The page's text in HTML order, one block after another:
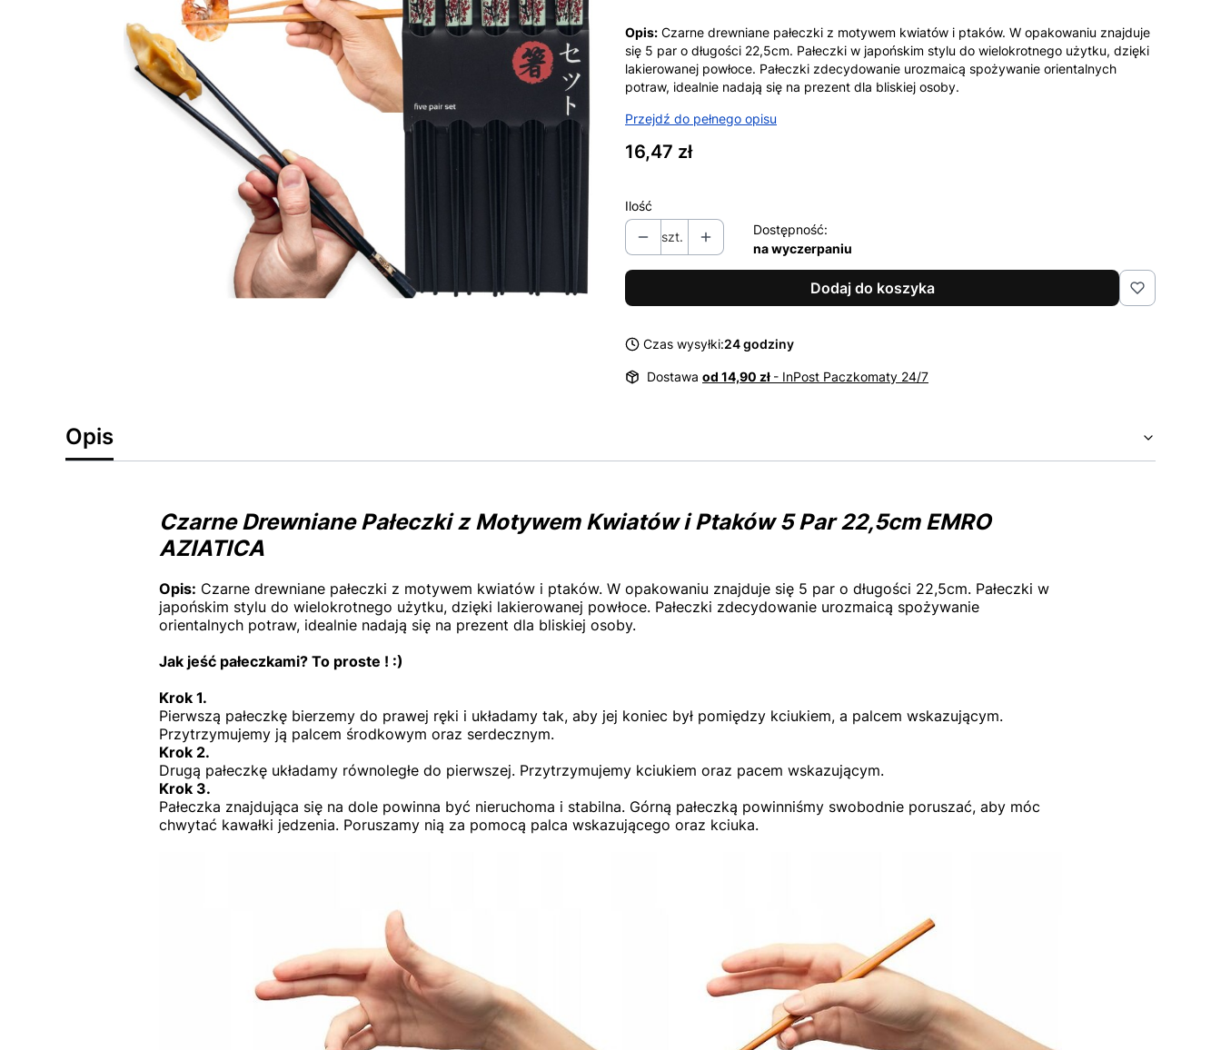
Opis: Czarne drewniane pałeczki z motywem kwiatów i ptaków. W opakowaniu znajduje
się 5 par o długości 22,5cm. Pałeczki w japońskim stylu do wielokrotnego użytku, dzięki
lakierowanej powłoce. Pałeczki zdecydowanie urozmaicą spożywanie orientalnych
potraw, idealnie nadają się na prezent dla bliskiej osoby.
Przejdź do pełnego opisu
Cena
16,47 zł
Ilość
szt.
Dostępność:
na wyczerpaniu
Dodaj do koszyka
Czas wysyłki:24 godziny
Dostawa od 14,90 zł - InPost Paczkomaty 24/7
Opis
Czarne Drewniane Pałeczki z Motywem Kwiatów i Ptaków 5 Par 22,5cm EMRO
AZIATICA
Opis: Czarne drewniane pałeczki z motywem kwiatów i ptaków. W opakowaniu znajduje się 5 par o długości 22,5cm. Pałeczki w
japońskim stylu do wielokrotnego użytku, dzięki lakierowanej powłoce. Pałeczki zdecydowanie urozmaicą spożywanie
orientalnych potraw, idealnie nadają się na prezent dla bliskiej osoby.
Jak jeść pałeczkami? To proste ! :)
Krok 1.
Pierwszą pałeczkę bierzemy do prawej ręki i układamy tak, aby jej koniec był pomiędzy kciukiem, a palcem wskazującym.
Przytrzymujemy ją palcem środkowym oraz serdecznym.
Krok 2.
Drugą pałeczkę układamy równoległe do pierwszej. Przytrzymujemy kciukiem oraz pacem wskazującym.
Krok 3.
Pałeczka znajdująca się na dole powinna być nieruchoma i stabilna. Górną pałeczką powinniśmy swobodnie poruszać, aby móc
chwytać kawałki jedzenia. Poruszamy nią za pomocą palca wskazującego oraz kciuka.